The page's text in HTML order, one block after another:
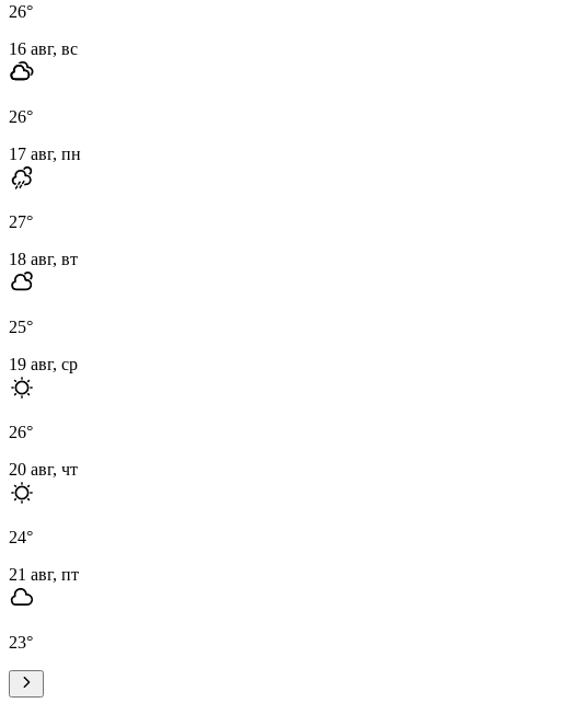
26°
16 авг, вс
26°
17 авг, пн
27°
18 авг, вт
25°
19 авг, ср
26°
20 авг, чт
24°
21 авг, пт
23°